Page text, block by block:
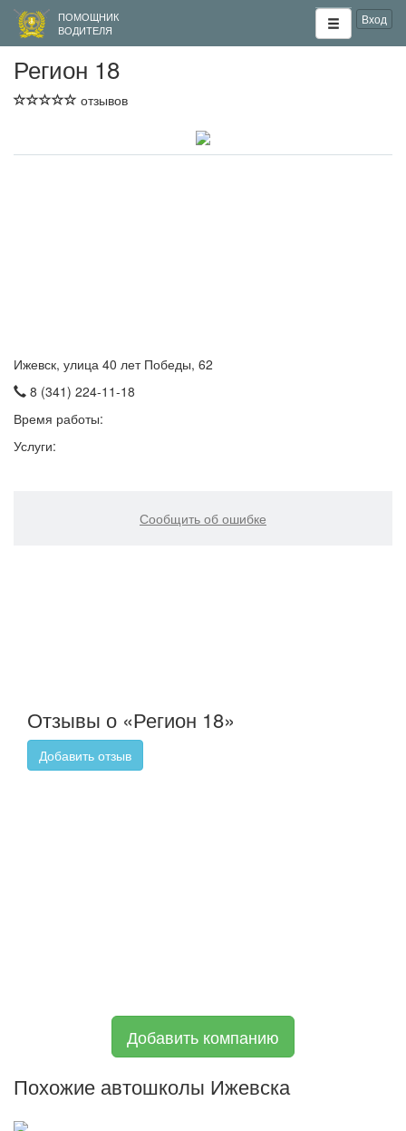
ПОМОЩНИК
ВОДИТЕЛЯ
Вход
Регион 18
отзывов
Ижевск, улица 40 лет Победы, 62
8 (341) 224-11-18
Время работы:
Услуги:
Сообщить об ошибке
Отзывы о «Регион 18»
Добавить отзыв
Добавить компанию
Похожие автошколы Ижевска